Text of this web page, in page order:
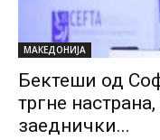
МАКЕДОНИЈА
Бектеши од
тргне
заеднички...